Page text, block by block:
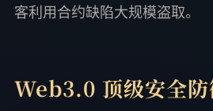
客利用合约缺陷大规模盗取。
Web3.0 顶级安全